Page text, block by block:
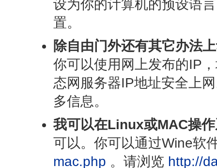
设为你的计算机的预设语
置。
除自由门外还有其它办法
你可以使用网上发布的IP
态网服务器IP地址安全上
多信息。
我可以在Linux或MAC操
可以。你可以通过Wine软
mac.php 。请浏览 http://